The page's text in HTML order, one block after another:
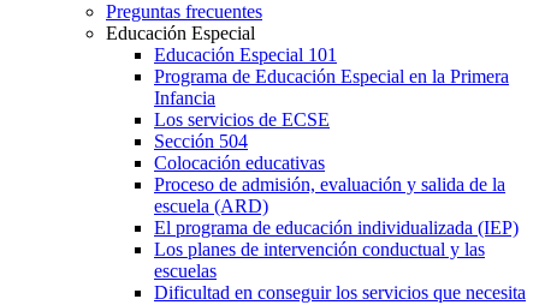
Preguntas frecuentes
Educación Especial
Educación Especial 101
Programa de Educación Especial en la Primera
Infancia
Los servicios de ECSE
Sección 504
Colocación educativas
Proceso de admisión, evaluación y salida de la
escuela (ARD)
El programa de educación individualizada (IEP)
Los planes de intervención conductual y las
escuelas
Dificultad en conseguir los servicios que necesita